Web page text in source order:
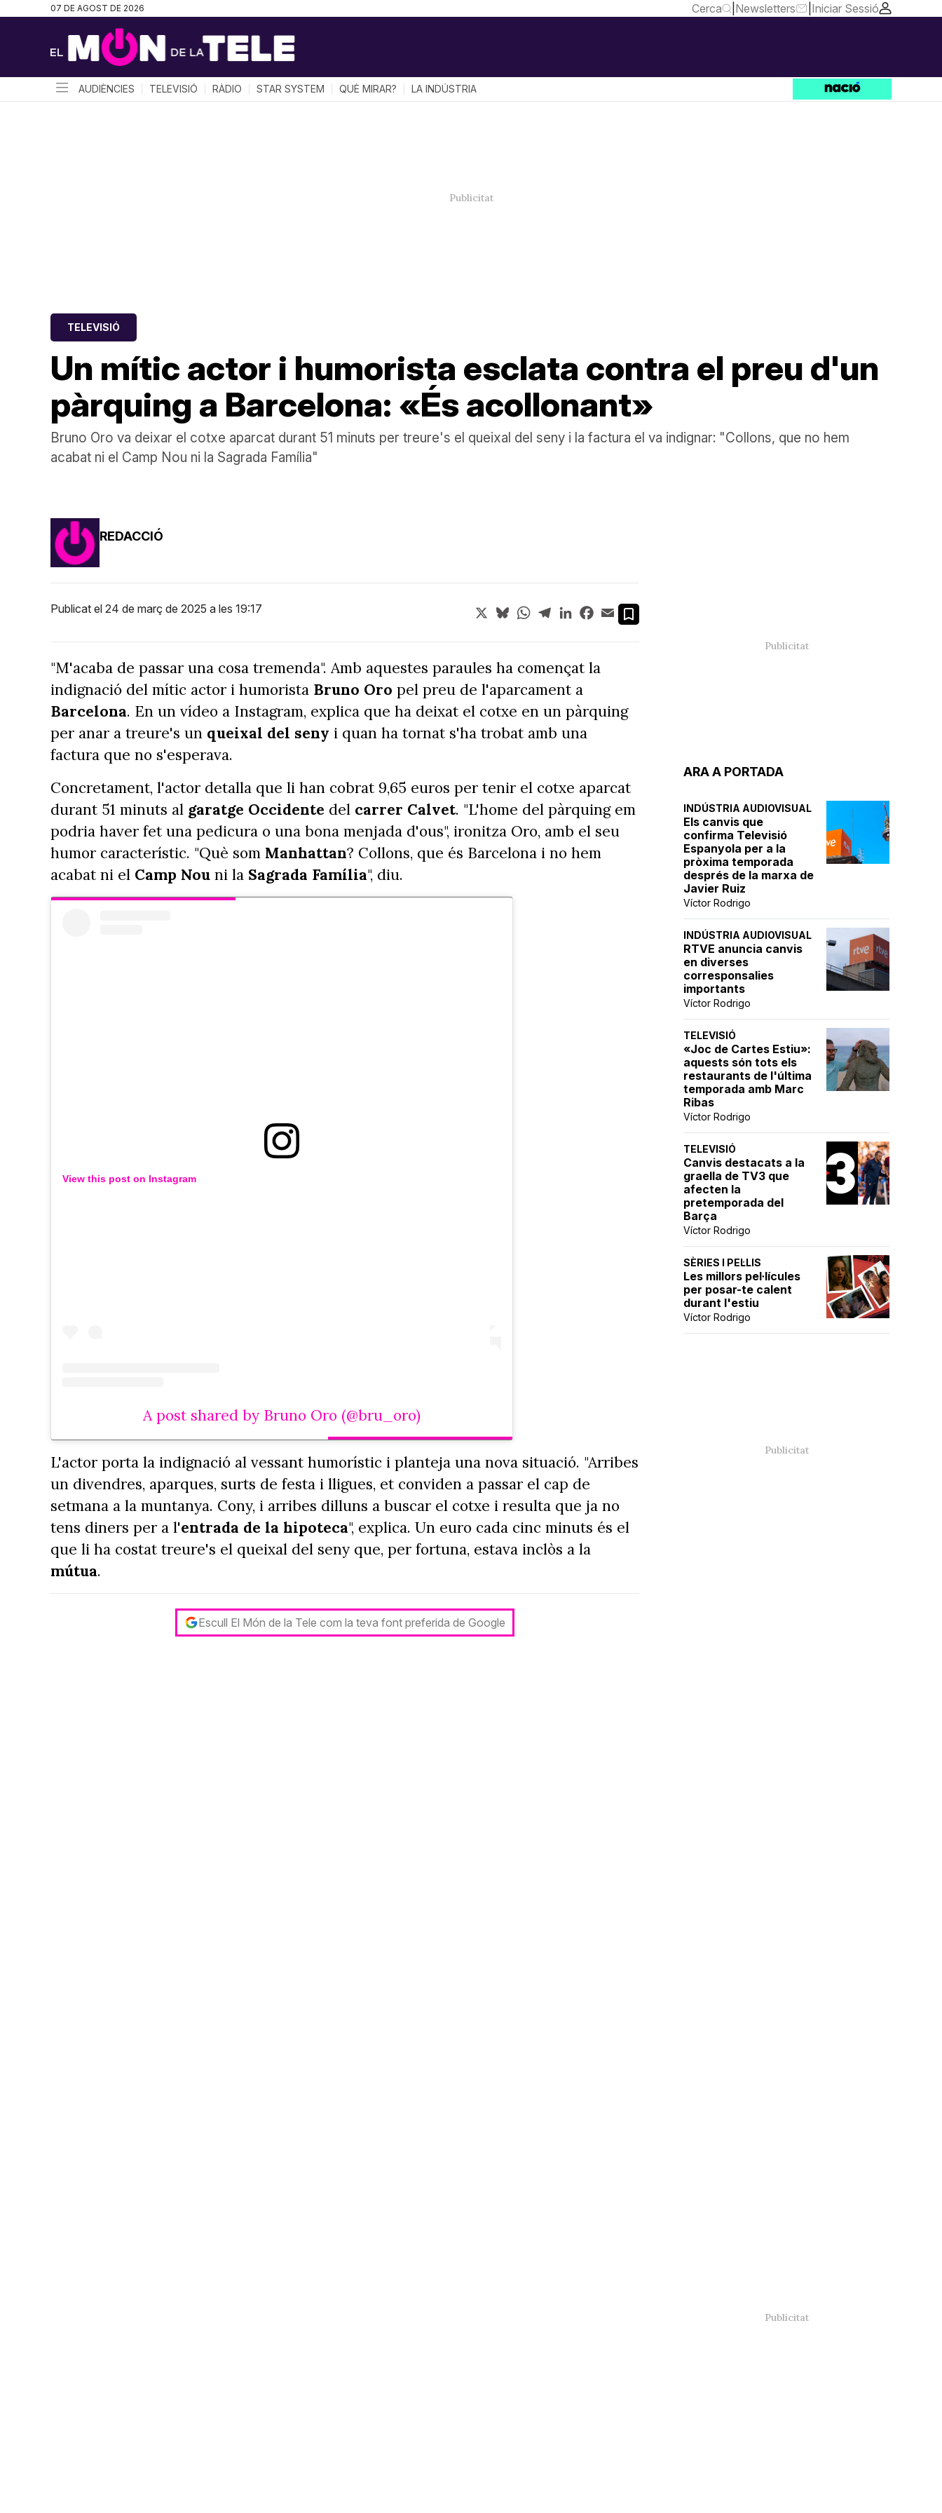
07 DE AGOST DE 2026 Cerca Newsletters Iniciar Sessió
AUDIÈNCIES TELEVISIÓ RÀDIO STAR SYSTEM QUÈ MIRAR? LA INDÚSTRIA
Un mític actor i humorista esclata contra el preu d'un
pàrquing a Barcelona: «És acollonant»
TELEVISIÓ
Bruno Oro va deixar el cotxe aparcat durant 51 minuts per treure's el queixal del seny i la factura el va indignar: "Collons, que no hem
acabat ni el Camp Nou ni la Sagrada Família"
ARA A PORTADA
INDÚSTRIA AUDIOVISUAL
Els canvis que
confirma Televisió
Espanyola per a la
pròxima temporada
després de la marxa de
Javier Ruiz
Víctor Rodrigo
INDÚSTRIA AUDIOVISUAL
RTVE anuncia canvis
en diverses
corresponsalies
importants
Víctor Rodrigo
TELEVISIÓ
«Joc de Cartes Estiu»:
aquests són tots els
restaurants de l'última
temporada amb Marc
Ribas
Víctor Rodrigo
TELEVISIÓ
Canvis destacats a la
graella de TV3 que
afecten la
pretemporada del
Barça
Víctor Rodrigo
SÈRIES I PEL·LIS
Les millors pel·lícules
per posar-te calent
durant l'estiu
Víctor Rodrigo
REDACCIÓ
Publicat el 24 de març de 2025 a les 19:17 X BlueskyWhatsApp
TelegramLinkedInFacebook
Email
"M'acaba de passar una cosa tremenda". Amb aquestes paraules ha començat la
indignació del mític actor i humorista Bruno Oro pel preu de l'aparcament a
Barcelona. En un vídeo a Instagram, explica que ha deixat el cotxe en un pàrquing
per anar a treure's un queixal del seny i quan ha tornat s'ha trobat amb una
factura que no s'esperava.
Concretament, l'actor detalla que li han cobrat 9,65 euros per tenir el cotxe aparcat
durant 51 minuts al garatge Occidente del carrer Calvet. "L'home del pàrquing em
podria haver fet una pedicura o una bona menjada d'ous", ironitza Oro, amb el seu
humor característic. "Què som Manhattan? Collons, que és Barcelona i no hem
acabat ni el Camp Nou ni la Sagrada Família", diu.
View this post on Instagram
A post shared by Bruno Oro (@bru_oro)
L'actor porta la indignació al vessant humorístic i planteja una nova situació. "Arribes
un divendres, aparques, surts de festa i lligues, et conviden a passar el cap de
setmana a la muntanya. Cony, i arribes dilluns a buscar el cotxe i resulta que ja no
tens diners per a l'entrada de la hipoteca", explica. Un euro cada cinc minuts és el
que li ha costat treure's el queixal del seny que, per fortuna, estava inclòs a la
mútua.
Escull El Món de la Tele com la teva font preferida de Google